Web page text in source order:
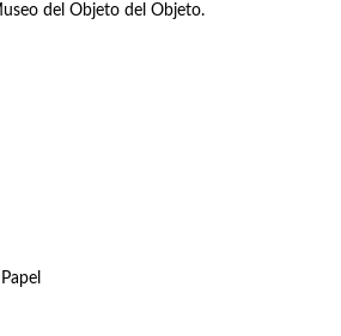
del Objeto del Objeto.
Papel